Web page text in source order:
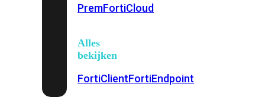
PremFortiCloud
Alles
bekijken
FortiClientFortiEndpoint